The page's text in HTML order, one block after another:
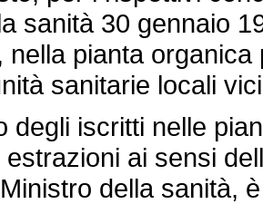
sanità 30 gennaio
nella pianta
sanitarie locali
iscritti nelle
estrazioni ai sensi
della sanità,